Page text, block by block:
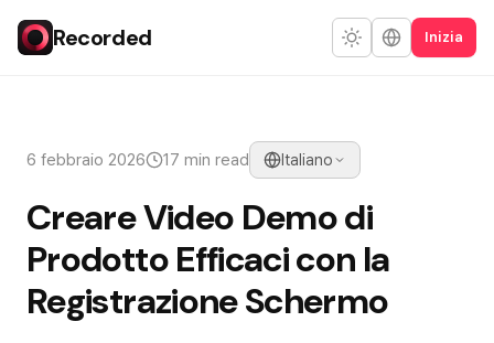
Recorded Inizia
6 febbraio 2026 17 min read Italiano
Creare Video Demo di
Prodotto Efficaci con la
Registrazione Schermo